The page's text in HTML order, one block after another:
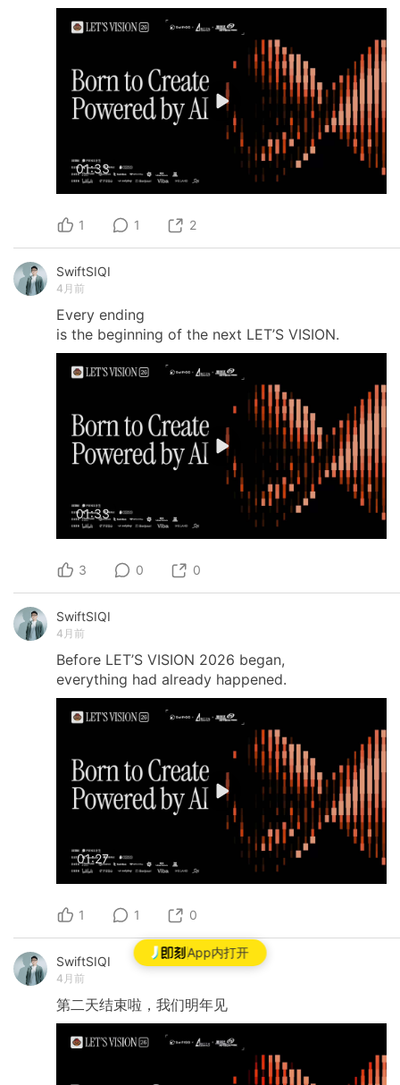
App内打开
01:33
1 1 2
SwiftSIQI
4月前
Every ending
is the beginning of the next LET’S VISION.
01:33
3 0 0
SwiftSIQI
4月前
Before LET’S VISION 2026 began,
everything had already happened.
01:27
1 1 0
SwiftSIQI
4月前
第二天结束啦，我们明年见